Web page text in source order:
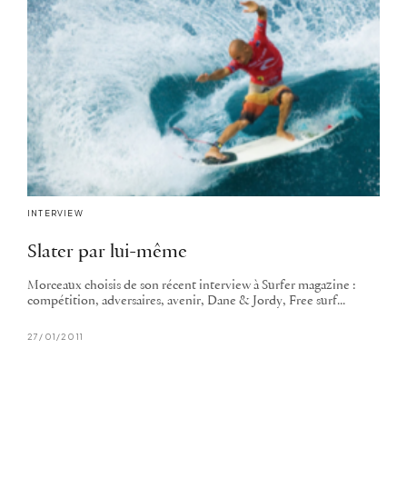
INTERVIEW
Slater par lui-même
Morceaux choisis de son récent interview à Surfer magazine :
compétition, adversaires, avenir, Dane & Jordy, Free surf...
27/01/2011